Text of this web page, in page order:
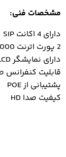
مشخصات فنی:
دارای 4 اکانت SIP
2 پورت اترنت 10/100/1000
دارای نمایشگر LCD رنگی 2.4 اینچ 320 × 240
قابلیت کنفرانس صوتی
پشتیبانی از POE
کیفیت صدا HD